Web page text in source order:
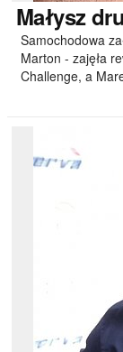
Małysz
Samochodowa
Marton - zajęła
Challenge, a